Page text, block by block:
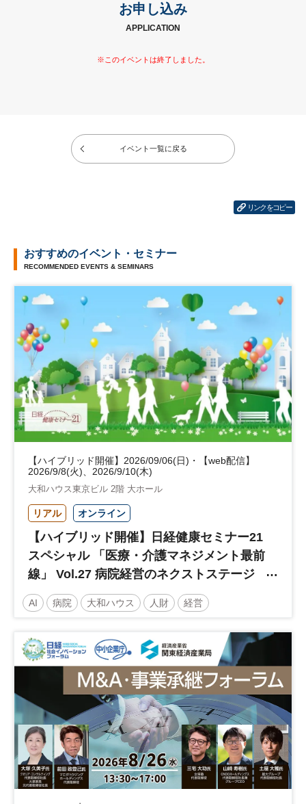
お申し込み
APPLICATION
イベント一覧に戻る
リンクをコピー
おすすめのイベント・セミナー
RECOMMENDED EVENTS & SEMINARS
【ハイブリッド開催】2026/09/06(日)・【web配信】
2026/9/8(火)、2026/9/10(木)
大和ハウス東京ビル 2階 大ホール
リアル オンライン
【ハイブリッド開催】日経健康セミナー21
スペシャル 「医療・介護マネジメント最前
線」 Vol.27 病院経営のネクストステージ
～診療報酬改定のその先 AI・DX・人財戦
略で描く持続可能な未来へ～
AI 病院 大和ハウス 人財 経営
人材戦略
日経健康セミナー 病院経営 診療報酬
土日祝開催